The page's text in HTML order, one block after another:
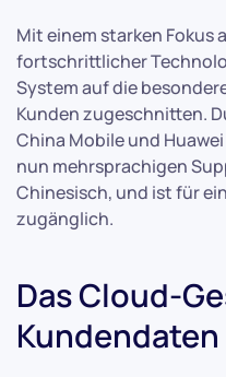
Mit einem starken
fortschrittlicher
System auf die
Kunden zugeschnitten.
China Mobile und
nun mehrsprachigen
Chinesisch, und ist für
zugänglich.
Das Cloud-
Kundendaten